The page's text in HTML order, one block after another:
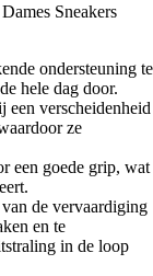
Sneakers
ondersteuning te
hele dag door.
een verscheidenheid
ze
een goede grip, wat
de vervaardiging
en te
in de loop